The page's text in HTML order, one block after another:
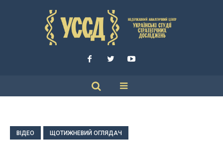
ВІДЕО ЩОТИЖНЕВИЙ ОГЛЯДАЧ